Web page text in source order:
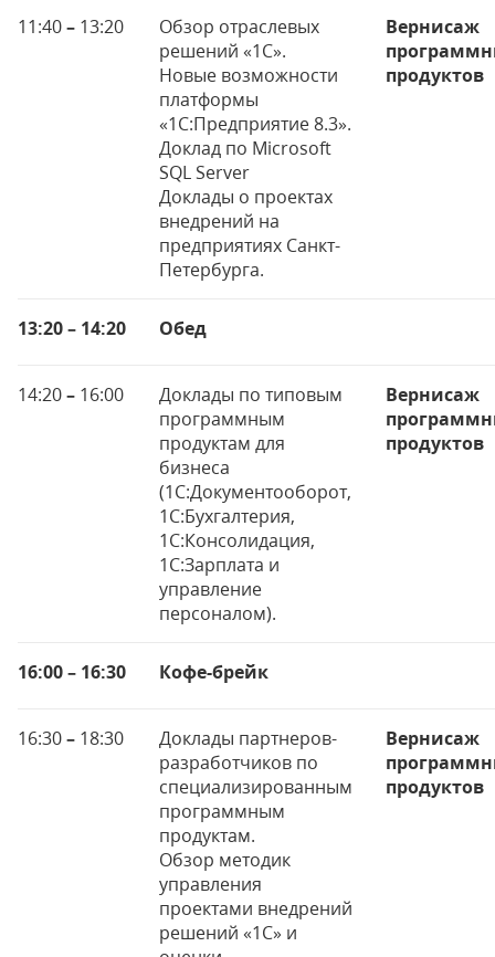
11:40– 13:20
Обзор отраслевых
решений «1С».
Новые возможности
платформы
«1С:Предприятие 8.3».
Доклад по Microsoft
SQL Server
Доклады о проектах
внедрений на
предприятиях Санкт-
Петербурга.
Вернисаж
продуктов
13:20 – 14:20 Обед
14:20– 16:00
Доклады по типовым
программным
продуктам для
бизнеса
(1С:Документооборот,
1С:Бухгалтерия,
1С:Консолидация,
1С:Зарплата и
управление
персоналом).
Вернисаж
продуктов
16:00 – 16:30 Кофе-брейк
16:30– 18:30
Доклады партнеров-
разработчиков по
специализированным
программным
продуктам.
Обзор методик
управления
проектами внедрений
решений «1С» и
Вернисаж
продуктов